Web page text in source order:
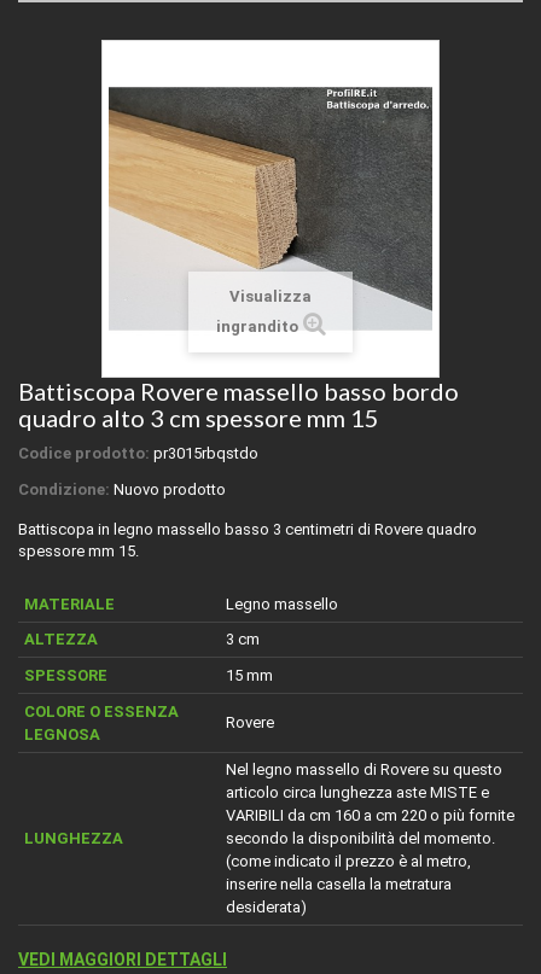
Visualizza
ingrandito
Battiscopa Rovere massello basso bordo
quadro alto 3 cm spessore mm 15
Codice prodotto: pr3015rbqstdo
Condizione: Nuovo prodotto
Battiscopa in legno massello basso 3 centimetri di Rovere quadro
spessore mm 15.
MATERIALE
Legno massello
ALTEZZA
3 cm
SPESSORE
15 mm
COLORE O ESSENZA
LEGNOSA
Rovere
LUNGHEZZA
Nel legno massello di Rovere su questo
articolo circa lunghezza aste MISTE e
VARIBILI da cm 160 a cm 220 o più fornite
secondo la disponibilità del momento.
(come indicato il prezzo è al metro,
inserire nella casella la metratura
desiderata)
VEDI MAGGIORI DETTAGLI